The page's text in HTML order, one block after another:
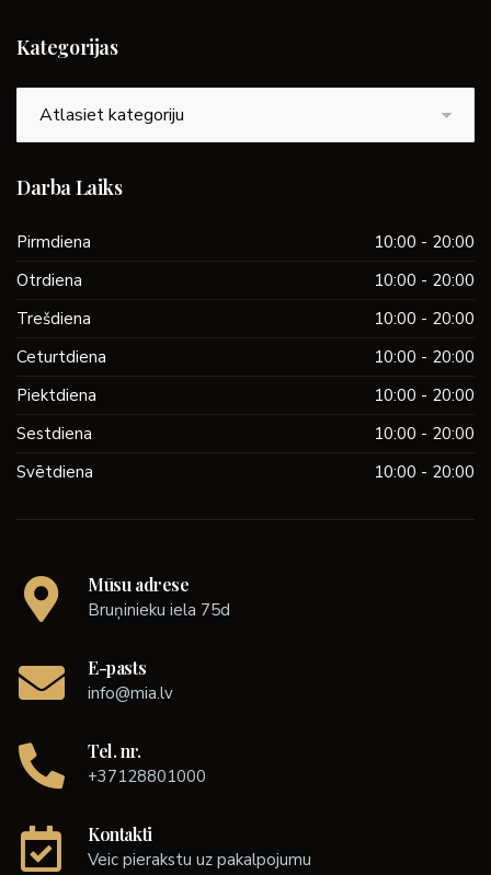
Kategorijas
Darba Laiks
Pirmdiena
10:00 - 20:00
Otrdiena
10:00 - 20:00
Trešdiena
10:00 - 20:00
Ceturtdiena
10:00 - 20:00
Piektdiena
10:00 - 20:00
Sestdiena
10:00 - 20:00
Svētdiena
10:00 - 20:00
Mūsu adrese
Bruņinieku iela 75d
E-pasts
info@mia.lv
Tel. nr.
+37128801000
Kontakti
Veic pierakstu uz pakalpojumu